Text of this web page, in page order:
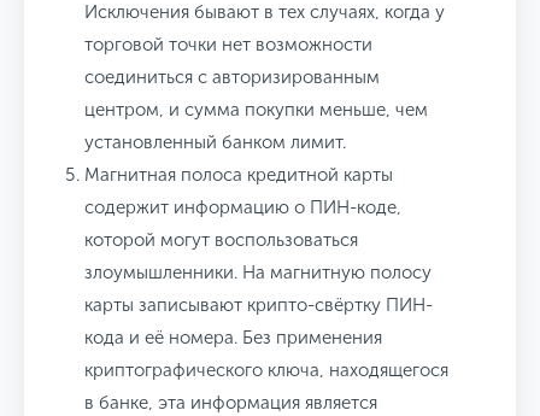
Исключения бывают в тех случаях, когда у
торговой точки нет возможности
соединиться с авторизированным
центром, и сумма покупки меньше, чем
установленный банком лимит.
Магнитная полоса кредитной карты
содержит информацию о ПИН-коде,
которой могут воспользоваться
злоумышленники. На магнитную полосу
карты записывают крипто-свёртку ПИН-
кода и её номера. Без применения
криптографического ключа, находящегося
в банке, эта информация является